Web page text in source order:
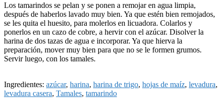
Los tamarindos se pelan y se ponen a remojar en agua limpia,
después de haberlos lavado muy bien. Ya que estén bien remojados,
se les quita el huesito, para molerlos en licuadora. Colarlos y
ponerlos en un cazo de cobre, a hervir con el azúcar. Disolver la
harina de dos tazas de agua e incorporar. Ya que hierva la
preparación, mover muy bien para que no se le formen grumos.
Servir luego, con los tamales.
Ingredientes: azúcar, harina, harina de trigo, hojas de maíz, levadura,
levadura casera, Tamales, tamarindo